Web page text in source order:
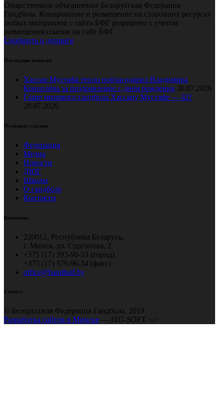
Общественное объединение Белорусская Федерация
Гандбола. Копирование и размещение на сторонних ресурсах
любых материалов с сайта БФГ разрешено с учетом
размещения ссылки на сайт БФГ.
Сообщить о допинге
Последние новости
Хассан Мустафа тепло поблагодарил Владимира
Коноплёва за поздравление с днем рождения 30.07.2026
Главе мирового гандбола Хассану Мустафе — 82!
28.07.2026
Полезные ссылки
Федерация
Медиа
Новости
ДЮГ
Школы
О гандболе
Контакты
Контакты
220012, Республика Беларусь,
г. Минск, ул. Сурганова, 2
+375 (17) 393-96-53 (город),
+375 (17) 379-96-54 (факс)
office@handball.by
Contact
© Белорусская Федерация Гандбола, 2019
Разработка сайтов в Минске — ITG-SOFT </>